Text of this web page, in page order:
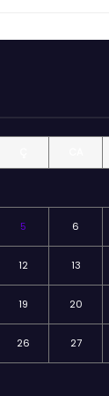
5 6
12 13
19 20
26 27